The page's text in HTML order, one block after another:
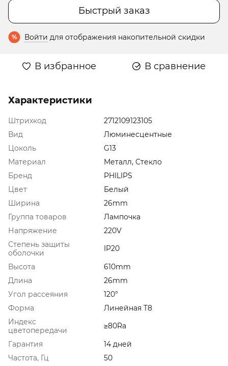
Быстрый заказ
% Войти для отображения накопительной скидки
В избранное В сравнение
Характеристики
Штрихкод
2712109123105
Вид
Люминесцентные
Цоколь
G13
Материал
Металл, Стекло
Бренд
PHILIPS
Цвет
Белый
Ширина
26mm
Группа товаров
Лампочка
Напряжение
220V
Степень защиты
оболочки
IP20
Высота
610mm
Длина
26mm
Угол рассеяния
120°
Форма
Линейная T8
Индекс
цветопередачи
≥80Ra
Гарантия
14 дней
Частота, Гц
50